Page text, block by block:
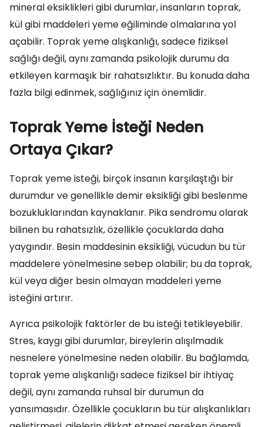
mineral eksiklikleri gibi durumlar, insanların toprak,
kül gibi maddeleri yeme eğiliminde olmalarına yol
açabilir. Toprak yeme alışkanlığı, sadece fiziksel
sağlığı değil, aynı zamanda psikolojik durumu da
etkileyen karmaşık bir rahatsızlıktır. Bu konuda daha
fazla bilgi edinmek, sağlığınız için önemlidir.
Toprak Yeme İsteği Neden
Ortaya Çıkar?
Toprak yeme isteği, birçok insanın karşılaştığı bir
durumdur ve genellikle demir eksikliği gibi beslenme
bozukluklarından kaynaklanır. Pika sendromu olarak
bilinen bu rahatsızlık, özellikle çocuklarda daha
yaygındır. Besin maddesinin eksikliği, vücudun bu tür
maddelere yönelmesine sebep olabilir; bu da toprak,
kül veya diğer besin olmayan maddeleri yeme
isteğini artırır.
Ayrıca psikolojik faktörler de bu isteği tetikleyebilir.
Stres, kaygı gibi durumlar, bireylerin alışılmadık
nesnelere yönelmesine neden olabilir. Bu bağlamda,
toprak yeme alışkanlığı sadece fiziksel bir ihtiyaç
değil, aynı zamanda ruhsal bir durumun da
yansımasıdır. Özellikle çocukların bu tür alışkanlıkları